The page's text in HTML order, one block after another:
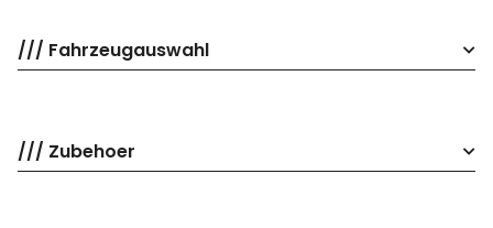
/// Fahrzeugauswahl
/// Zubehoer